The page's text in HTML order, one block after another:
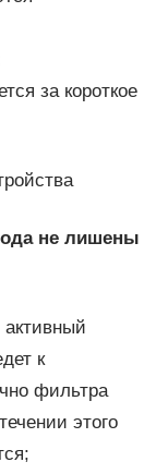
за короткое
не лишены
к
фильтра
этого